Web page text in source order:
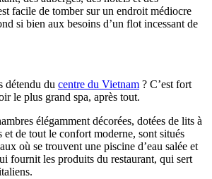
facile de tomber sur un endroit médiocre
si bien aux besoins d’un flot incessant de
détendu du centre du Vietnam ? C’est fort
le plus grand spa, après tout.
élégamment décorées, dotées de lits à
de tout le confort moderne, sont situés
où se trouvent une piscine d’eau salée et
fournit les produits du restaurant, qui sert